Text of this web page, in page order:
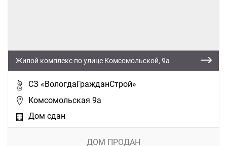
Жилой комплекс по улице Комсомольской, 9а
СЗ «ВологдаГражданСтрой»
Комсомольская 9а
Дом сдан
ДОМ ПРОДАН